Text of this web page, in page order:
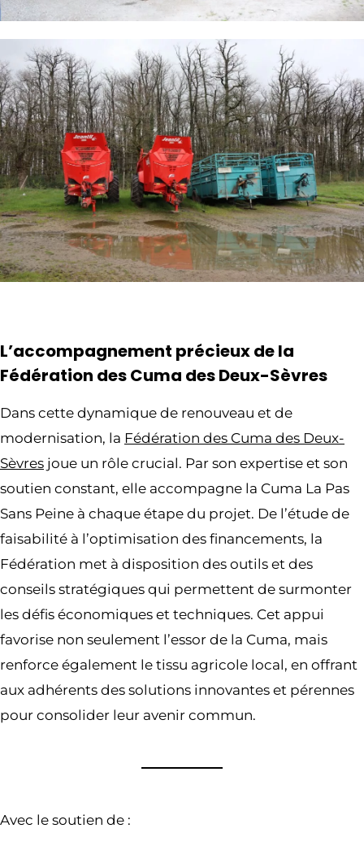
L’accompagnement précieux de la
Fédération des Cuma des Deux-Sèvres
Dans cette dynamique de renouveau et de
modernisation, la Fédération des Cuma des Deux-
Sèvres joue un rôle crucial. Par son expertise et son
soutien constant, elle accompagne la Cuma La Pas
Sans Peine à chaque étape du projet. De l’étude de
faisabilité à l’optimisation des financements, la
Fédération met à disposition des outils et des
conseils stratégiques qui permettent de surmonter
les défis économiques et techniques. Cet appui
favorise non seulement l’essor de la Cuma, mais
renforce également le tissu agricole local, en offrant
aux adhérents des solutions innovantes et pérennes
pour consolider leur avenir commun.
Avec le soutien de :